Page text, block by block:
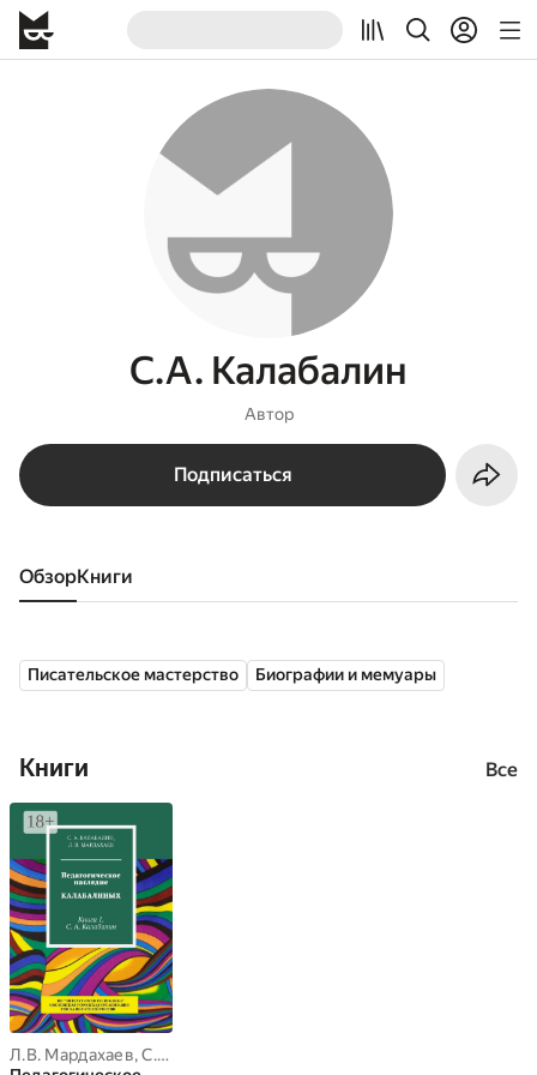
С.А. Калабалин
Автор
Подписаться
Обзор книги
Писательское мастерство Биографии и мемуары
Книги Все
Л.В. Мардахаев,С.А. Калабалин